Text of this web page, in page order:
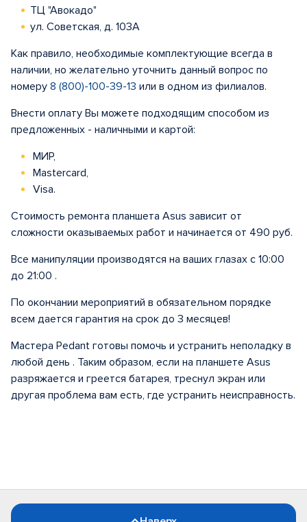
ТЦ "Авокадо"
ул. Советская, д. 103А
Как правило, необходимые комплектующие всегда в
наличии, но желательно уточнить данный вопрос по
номеру 8 (800)-100-39-13 или в одном из филиалов.
Внести оплату Вы можете подходящим способом из
предложенных - наличными и картой:
МИР,
Mastercard,
Visa.
Стоимость ремонта планшета Asus зависит от
сложности оказываемых работ и начинается от 490 руб.
Все манипуляции производятся на ваших глазах с 10:00
до 21:00 .
По окончании мероприятий в обязательном порядке
всем дается гарантия на срок до 3 месяцев!
Мастера Pedant готовы помочь и устранить неполадку в
любой день . Таким образом, если на планшете Asus
разряжается и греется батарея, треснул экран или
другая проблема вам есть, где устранить неисправность.